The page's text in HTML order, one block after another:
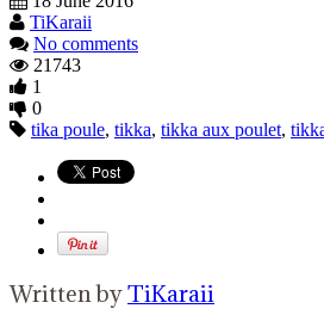
TiKaraii
No comments
21743
1
0
tika poule, tikka, tikka aux poulet,
Written byTiKaraii